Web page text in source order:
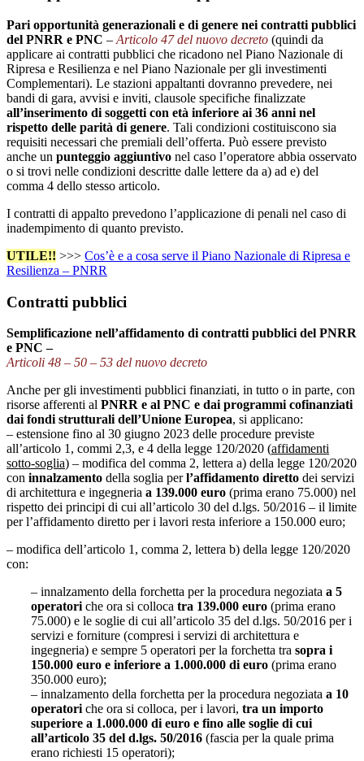
Pari opportunità generazionali e di genere nei contratti pubblici
del PNRR e PNC – Articolo 47del nuovo decreto (quindi da
applicare ai contratti pubblici che ricadono nel Piano Nazionale di
Ripresa e Resilienza e nel Piano Nazionale per gli investimenti
Complementari). Le stazioni appaltanti dovranno prevedere, nei
bandi di gara, avvisi e inviti, clausole specifiche finalizzate
all’inserimento di soggetti con età inferiore ai 36 anni nel
rispetto delle parità di genere. Tali condizioni costituiscono sia
requisiti necessari che premiali dell’offerta. Può essere previsto
anche un punteggio aggiuntivo nel caso l’operatore abbia osservato
o si trovi nelle condizioni descritte dalle lettere da a) ad e) del
comma 4 dello stesso articolo.
I contratti di appalto prevedono l’applicazione di penali nel caso di
inadempimento di quanto previsto.
UTILE!! >>> Cos’è e a cosa serve il Piano Nazionale di Ripresa e
Resilienza – PNRR
Contratti pubblici
Semplificazione nell’affidamento di contratti pubblici del PNRR
e PNC –
Articoli 48 – 50 – 53 del nuovo decreto
Anche per gli investimenti pubblici finanziati, in tutto o in parte, con
risorse afferenti al PNRR e al PNC e dai programmi cofinanziati
dai fondi strutturali dell’Unione Europea, si applicano:
– estensione fino al 30 giugno 2023 delle procedure previste
all’articolo 1, commi 2,3, e 4 della legge 120/2020 (affidamenti
sotto-soglia) – modifica del comma 2, lettera a) della legge 120/2020
con innalzamento della soglia perl’affidamento diretto dei servizi
di architettura e ingegneria a 139.000 euro (prima erano 75.000) nel
rispetto dei principi di cui all’articolo 30 del d.lgs. 50/2016 – il limite
per l’affidamento diretto per i lavori resta inferiore a 150.000 euro;
– modifica dell’articolo 1, comma 2, lettera b) della legge 120/2020
con:
– innalzamento della forchetta per la procedura negoziata a 5
operatoriche ora si colloca tra 139.000 euro (prima erano
75.000) e le soglie di cui all’articolo 35 del d.lgs. 50/2016 per i
servizi e forniture (compresi i servizi di architettura e
ingegneria) e sempre 5 operatori per la forchetta tra sopra i
150.000 euro e inferiore a 1.000.000 di euro (prima erano
350.000 euro);
– innalzamento della forchetta per la procedura negoziata a 10
operatoriche ora si colloca, per i lavori, tra un importo
superiore a 1.000.000 di euro e fino alle soglie di cui
all’articolo 35 del d.lgs. 50/2016 (fascia per la quale prima
erano richiesti 15 operatori);